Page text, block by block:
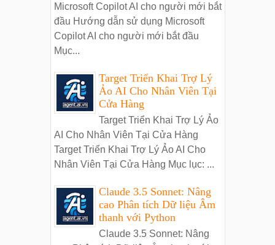
Microsoft Copilot AI cho người mới bắt
đầu Hướng dẫn sử dụng Microsoft
Copilot AI cho người mới bắt đầu
Mục...
Target Triển Khai Trợ Lý
Ảo AI Cho Nhân Viên Tại
Cửa Hàng
Target Triển Khai Trợ Lý Ảo
AI Cho Nhân Viên Tại Cửa Hàng
Target Triển Khai Trợ Lý Ảo AI Cho
Nhân Viên Tại Cửa Hàng Mục lục: ...
Claude 3.5 Sonnet: Nâng
cao Phân tích Dữ liệu Âm
thanh với Python
Claude 3.5 Sonnet: Nâng